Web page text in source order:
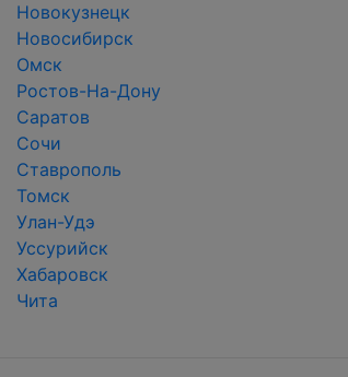
Новокузнецк
Новосибирск
Омск
Ростов-На-Дону
Саратов
Сочи
Ставрополь
Томск
Улан-Удэ
Уссурийск
Хабаровск
Чита